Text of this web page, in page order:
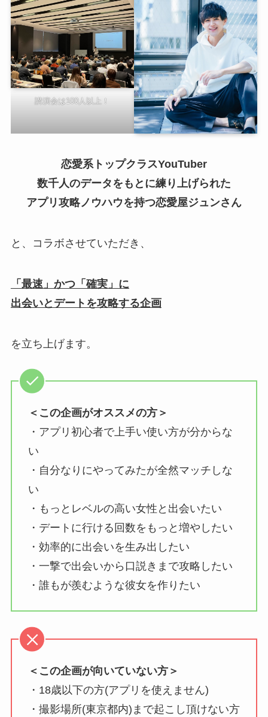
講演会は100人以上！
恋愛系トップクラスYouTuber
数千人のデータをもとに練り上げられた
アプリ攻略ノウハウを持つ恋愛屋ジュンさん
と、コラボさせていただき、
「最速」かつ「確実」に
出会いとデートを攻略する企画
を立ち上げます。
＜この企画がオススメの方＞
・アプリ初心者で上手い使い方が分からな
い
・自分なりにやってみたが全然マッチしな
い
・もっとレベルの高い女性と出会いたい
・デートに行ける回数をもっと増やしたい
・効率的に出会いを生み出したい
・一撃で出会いから口説きまで攻略したい
・誰もが羨むような彼女を作りたい
＜この企画が向いていない方＞
・18歳以下の方(アプリを使えません)
・撮影場所(東京都内)まで起こし頂けない方